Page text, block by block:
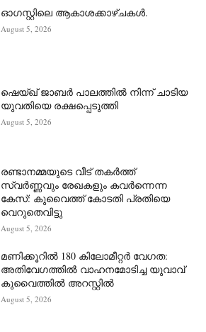
ഓഗസ്റ്റിലെ ആകാശക്കാഴ്ചകൾ.
August 5, 2026
ഷെയ്ഖ് ജാബർ പാലത്തിൽ നിന്ന് ചാടിയ
യുവതിയെ രക്ഷപ്പെടുത്തി
August 5, 2026
രണ്ടാനമ്മയുടെ വീട് തകർത്ത്
സ്വർണ്ണവും രേഖകളും കവർന്നെന്ന
കേസ്: കുവൈത്ത് കോടതി പ്രതിയെ
വെറുതെവിട്ടു
August 5, 2026
മണിക്കൂറിൽ 180 കിലോമീറ്റർ വേഗത:
അതിവേഗത്തിൽ വാഹനമോടിച്ച യുവാവ്
കുവൈത്തിൽ അറസ്റ്റിൽ
August 5, 2026